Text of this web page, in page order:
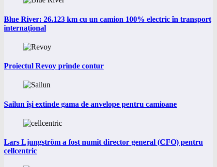
Blue River: 26.123 km cu un camion 100% electric în transport
internațional
Proiectul Revoy prinde contur
Sailun își extinde gama de anvelope pentru camioane
Lars Ljungström a fost numit director general (CFO) pentru
cellcentric